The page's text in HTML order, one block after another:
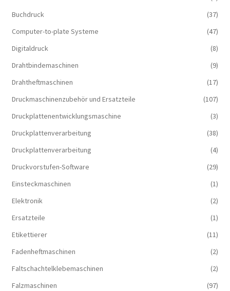
Buchdruck
(37)
Computer-to-plate Systeme
(47)
Digitaldruck
(8)
Drahtbindemaschinen
(9)
Drahtheftmaschinen
(17)
Druckmaschinenzubehör und Ersatzteile
(107)
Druckplattenentwicklungsmaschine
(3)
Druckplattenverarbeitung
(38)
Druckplattenverarbeitung
(4)
Druckvorstufen-Software
(29)
Einsteckmaschinen
(1)
Elektronik
(2)
Ersatzteile
(1)
Etikettierer
(11)
Fadenheftmaschinen
(2)
Faltschachtelklebemaschinen
(2)
Falzmaschinen
(97)